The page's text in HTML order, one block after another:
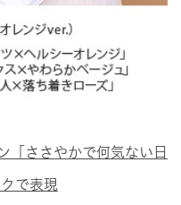
「ささやかで何気ない日
で表現